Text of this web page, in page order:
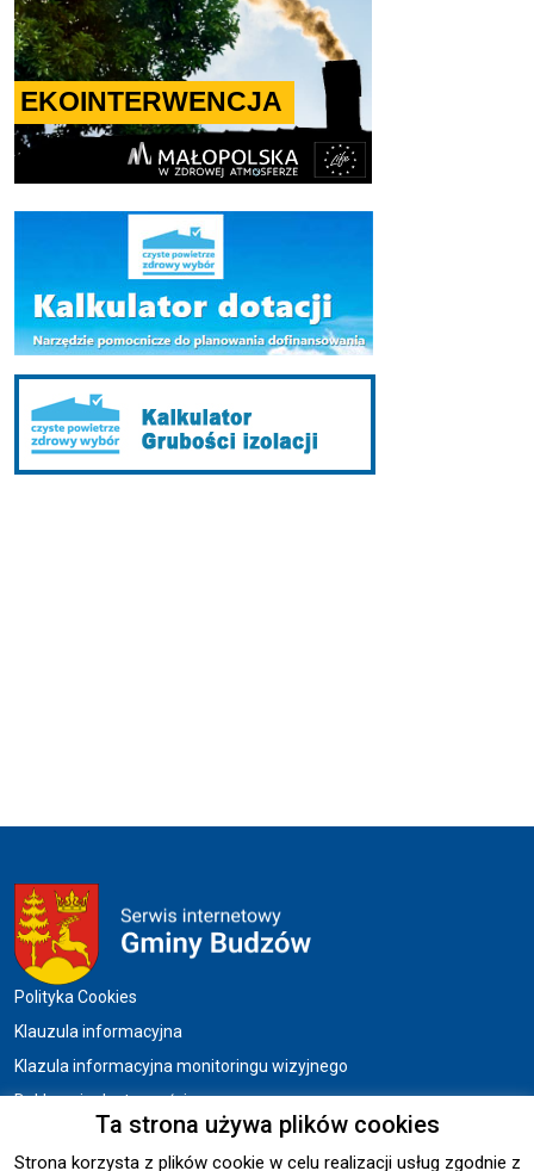
Menu w stopce
Polityka Cookies
Klauzula informacyjna
Klazula informacyjna monitoringu wizyjnego
Deklaracja dostępności
Ta strona używa plików cookies
Strona korzysta z plików cookie w celu realizacji usług zgodnie z